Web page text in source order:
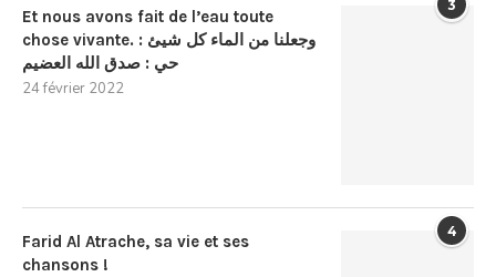
3
Et nous avons fait de l’eau toute
chose vivante. : وجعلنا من الماء كل شيئ
حي : صدق الله العضيم
24 février 2022
4
Farid Al Atrache, sa vie et ses
chansons !